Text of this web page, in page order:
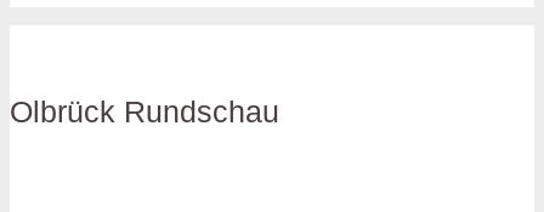
Olbrück Rundschau